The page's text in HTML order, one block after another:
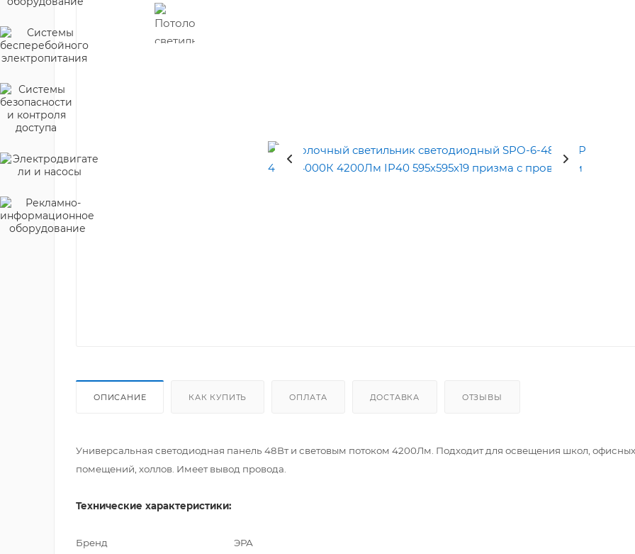
ОПИСАНИЕ КАК КУПИТЬ ОПЛАТА ДОСТАВКА ОТЗЫВЫ
Универсальная светодиодная панель 48Вт и световым потоком 4200Лм. Подходит для освещения школ, офисных
помещений, холлов. Имеет вывод провода.
Технические характеристики:
Бренд
ЭРА